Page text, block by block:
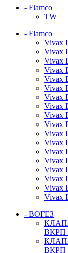
- Flamco
TW
- Flamco
Vivax
Vivax
Vivax
Vivax
Vivax
Vivax
Vivax
Vivax
Vivax
Vivax
Vivax
Vivax
Vivax
Vivax
Vivax
Vivax
Vivax
Vivax
- ВОГЕЗ
ВКРП
ВКРП